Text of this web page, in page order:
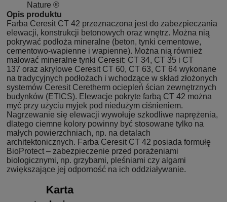
Nature ®
Opis produktu
Farba Ceresit CT 42 przeznaczona jest do zabezpieczania
elewacji, konstrukcji betonowych oraz wnętrz. Można nią
pokrywać podłoża mineralne (beton, tynki cementowe,
cementowo-wapienne i wapienne). Można nią również
malować mineralne tynki Ceresit: CT 34, CT 35 i CT
137 oraz akrylowe Ceresit CT 60, CT 63, CT 64 wykonane
na tradycyjnych podłożach i wchodzące w skład złożonych
systemów Ceresit Ceretherm ociepleń ścian zewnętrznych
budynków (ETICS). Elewacje pokryte farbą CT 42 można
myć przy użyciu myjek pod niedużym ciśnieniem.
Nagrzewanie się elewacji wywołuje szkodliwe naprężenia,
dlatego ciemne kolory powinny być stosowane tylko na
małych powierzchniach, np. na detalach
architektonicznych. Farba Ceresit CT 42 posiada formułę
BioProtect – zabezpieczenie przed porażeniami
biologicznymi, np. grzybami, pleśniami czy algami
zwiększające jej odporność na ich oddziaływanie.